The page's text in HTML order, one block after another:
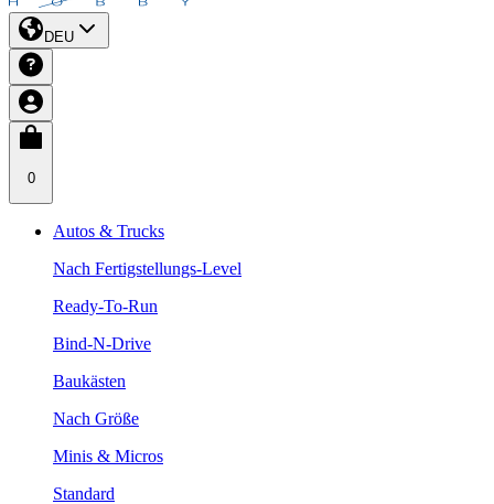
DEU
0
Autos & Trucks
Nach Fertigstellungs-Level
Ready-To-Run
Bind-N-Drive
Baukästen
Nach Größe
Minis & Micros
Standard